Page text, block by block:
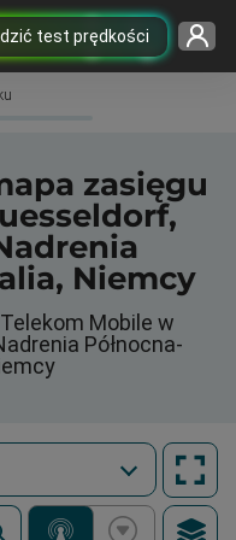
test prędkości
zasięgu
Niemcy
Mobile w
Północna-